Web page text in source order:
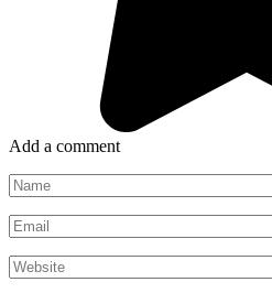
Add a comment
Name
*
Email
*
Website